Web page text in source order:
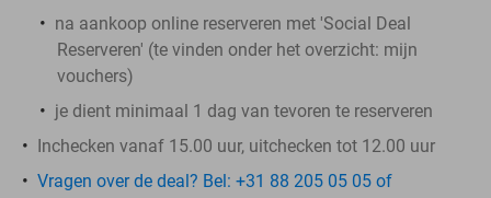
na aankoop online reserveren met 'Social Deal
Reserveren' (te vinden onder het overzicht: mijn
vouchers)
je dient minimaal 1 dag van tevoren te reserveren
Inchecken vanaf 15.00 uur, uitchecken tot 12.00 uur
Vragen over de deal? Bel: +31 88 205 05 05 of